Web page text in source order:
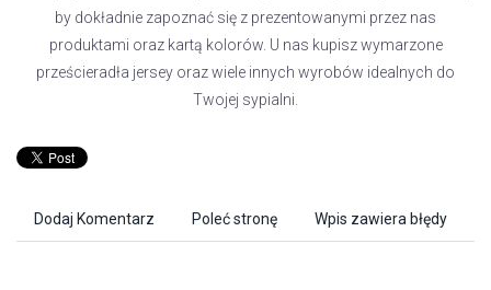
by dokładnie zapoznać się z prezentowanymi przez nas
produktami oraz kartą kolorów. U nas kupisz wymarzone
prześcieradła jersey oraz wiele innych wyrobów idealnych do
Twojej sypialni.
Dodaj Komentarz Poleć stronę Wpis zawiera błędy